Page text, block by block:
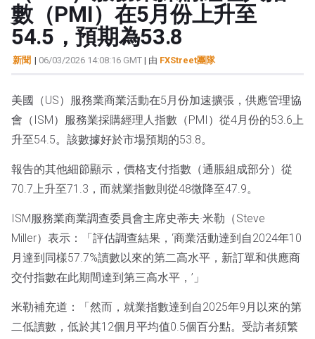
數（PMI）在5月份上升至
54.5，預期為53.8
新聞 | 06/03/2026 14:08:16 GMT | 由 FXStreet團隊
美國（US）服務業商業活動在5月份加速擴張，供應管理協
會（ISM）服務業採購經理人指數（PMI）從4月份的53.6上
升至54.5。該數據好於市場預期的53.8。
報告的其他細節顯示，價格支付指數（通脹組成部分）從
70.7上升至71.3，而就業指數則從48微降至47.9。
ISM服務業商業調查委員會主席史蒂夫·米勒（Steve
Miller）表示：「評估調查結果，‘商業活動達到自2024年10
月達到同樣57.7%讀數以來的第二高水平，新訂單和供應商
交付指數在此期間達到第三高水平，’」
米勒補充道：「然而，就業指數達到自2025年9月以來的第
二低讀數，低於其12個月平均值0.5個百分點。受訪者頻繁